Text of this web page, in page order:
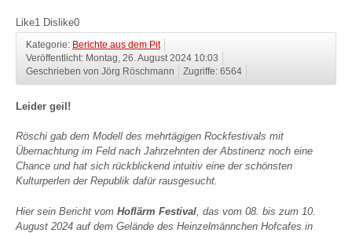
Like1 Dislike0
Kategorie: Berichte aus dem Pit
Veröffentlicht: Montag, 26. August 2024 10:03
Geschrieben von Jörg Röschmann
Zugriffe: 6564
Leider geil!
Röschi gab dem Modell des mehrtägigen Rockfestivals mit
Übernachtung im Feld nach Jahrzehnten der Abstinenz noch eine
Chance und hat sich rückblickend intuitiv eine der schönsten
Kulturperlen der Republik dafür rausgesucht.
Hier sein Bericht vom Hoflärm Festival , das vom 08. bis zum 10.
August 2024 auf dem Gelände des Heinzelmännchen Hofcafes in